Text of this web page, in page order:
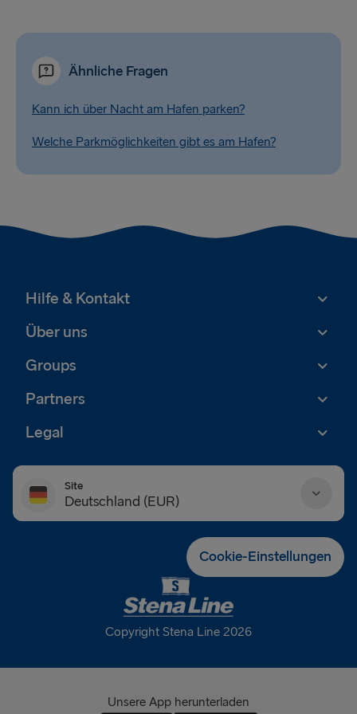
Ähnliche Fragen
Kann ich über Nacht am Hafen parken?
Welche Parkmöglichkeiten gibt es am Hafen?
Hilfe & Kontakt
Über uns
Groups
Partners
Legal
Site
Deutschland (EUR)
France (EUR)
Cookie-Einstellungen
Copyright Stena Line 2026
Unsere App herunterladen